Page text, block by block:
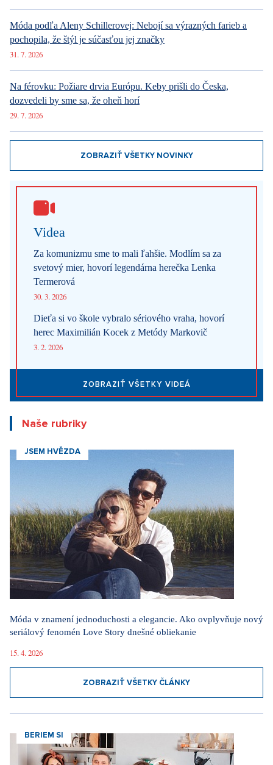
Móda podľa Aleny Schillerovej: Nebojí sa výrazných farieb a
pochopila, že štýl je súčasťou jej značky
31. 7. 2026
Na férovku: Požiare drvia Európu. Keby prišli do Česka,
dozvedeli by sme sa, že oheň horí
29. 7. 2026
ZOBRAZIŤ VŠETKY NOVINKY
Videa
Za komunizmu sme to mali ľahšie. Modlím sa za
svetový mier, hovorí legendárna herečka Lenka
Termerová
30. 3. 2026
Dieťa si vo škole vybralo sériového vraha, hovorí
herec Maximilián Kocek z Metódy Markovič
3. 2. 2026
ZOBRAZIŤ VŠETKY VIDEÁ
Naše rubriky
JSEM HVĚZDA
Móda v znamení jednoduchosti a elegancie. Ako ovplyvňuje nový
seriálový fenomén Love Story dnešné obliekanie
15. 4. 2026
ZOBRAZIŤ VŠETKY ČLÁNKY
BERIEM SI